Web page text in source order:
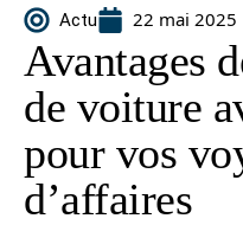
Actu 22 mai 2025
Avantages
de voiture
pour vos
d’affaires